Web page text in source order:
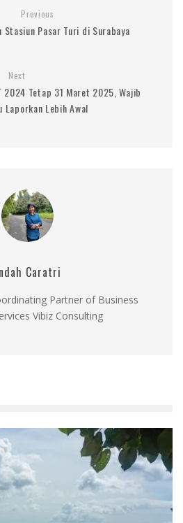
Previous
Stasiun Pasar Turi di Surabaya
Next
2024 Tetap 31 Maret 2025, Wajib
Laporkan Lebih Awal
Caratri
Partner of Business
Vibiz Consulting